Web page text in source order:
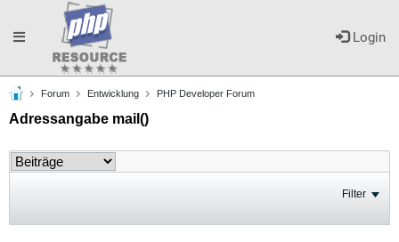
Login
Toggle
navigation
Forum Entwicklung PHP Developer Forum
Adressangabe mail()
Filter